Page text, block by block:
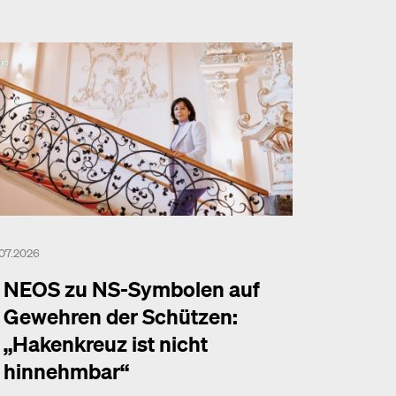
NEOS zu NS-Symbolen auf
Gewehren der Schützen:
„Hakenkreuz ist nicht
hinnehmbar“